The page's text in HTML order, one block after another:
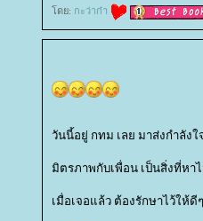
ดย: กะว่าก๋า
วันนี้อยู่ กทม เลย มาส่งกำลังใ
มิตรภาพกับเพื่อน เป็นสิ่งที่หา
เมื่อเจอแล้ว ต้องรักษาไว้ให้ดี